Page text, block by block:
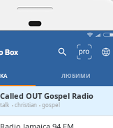
ЛЮБИМИ
Called OUT Gospel Radio
talk christian gospel
Radio Jamaica 94 FM